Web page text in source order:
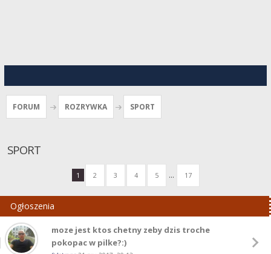
FORUM ROZRYWKA SPORT
SPORT
1 2 3 4 5 ... 17
Ogłoszenia
moze jest ktos chetny zeby dzis troche
pokopac w pilke?:)